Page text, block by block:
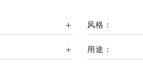
风格：
用途：